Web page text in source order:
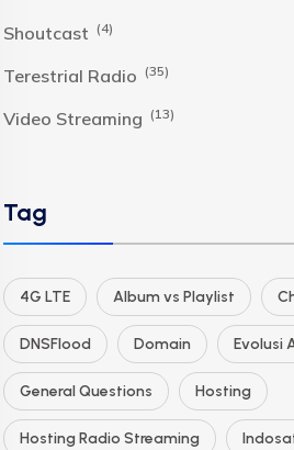
Shoutcast (4)
Terestrial Radio (35)
Video Streaming (13)
Tag
4G LTE Album vs Playlist
DNSFlood Domain Evolusi
General Questions Hosting
Hosting Radio Streaming